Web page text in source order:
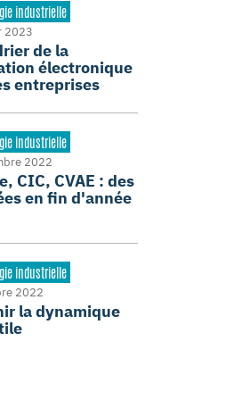
industrielle
2023
de la
électronique
entreprises
industrielle
2022
CIC, CVAE : des
en fin d'année
industrielle
2022
la dynamique